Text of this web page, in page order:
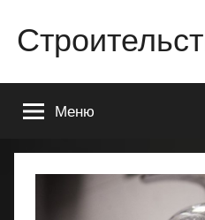
содержимому
строительстве
ремонте
Вашего
Меню